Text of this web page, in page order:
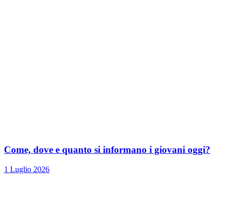
Come, dove e quanto si informano i giovani oggi?
1 Luglio 2026